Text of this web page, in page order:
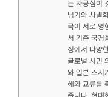
는 자긍심이
넘기와 차별
국이 서로 영
서 기존 국경
정에서 다양
글로벌 시민
와 일본 스시
해와 교류를